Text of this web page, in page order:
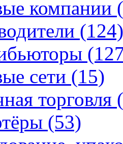
компании
(124)
сети (15)
торговля
(53)